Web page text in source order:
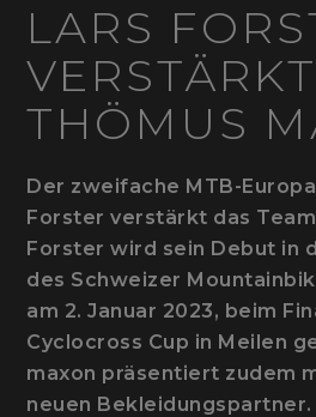
LARS
VERSTÄRKT
THÖMUS
Der zweifache MTB-
Forster verstärkt das
Forster wird sein Debut in
des Schweizer
am 2. Januar 2023, beim
Cyclocross Cup in Meilen
maxon präsentiert zudem
neuen Bekleidungspartner.